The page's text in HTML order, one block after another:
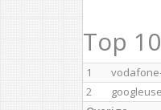
Top
1
2